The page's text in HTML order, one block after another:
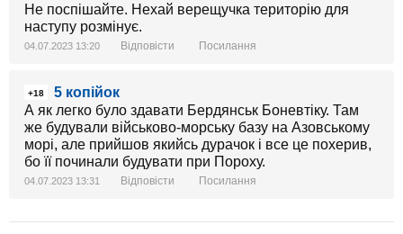
Не поспішайте. Нехай верещучка територію для
наступу розмінує.
04.07.2023 13:20 Відповісти Посилання
+18
5 копійок
А як легко було здавати Бердянськ Боневтіку. Там
же будували військово-морську базу на Азовському
морі, але прийшов якийсь дурачок і все це похерив,
бо її починали будувати при Пороху.
04.07.2023 13:31 Відповісти Посилання